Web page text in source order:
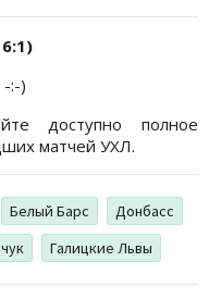
:-)
доступно полное
матчей УХЛ.
Белый Барс
Донбасс
Галицкие Львы